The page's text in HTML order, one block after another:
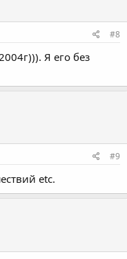
#8
Я его без
#9
etc.